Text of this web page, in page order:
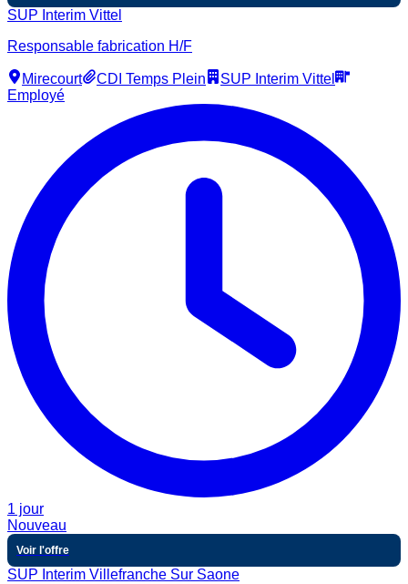
SUP Interim Vittel
Responsable fabrication H/F
Mirecourt CDI Temps Plein
SUP Interim Vittel
Employé
1 jour
Nouveau
Voir l'offre
SUP Interim Villefranche Sur Saone